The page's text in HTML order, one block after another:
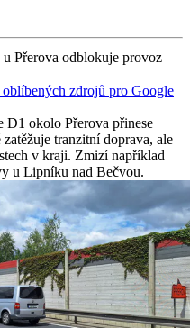
Přerova odblokuje provoz
zdrojů pro Google
D1 okolo Přerova přinese
tranzitní doprava, ale
v kraji. Zmizí například
u Lipníku nad Bečvou.